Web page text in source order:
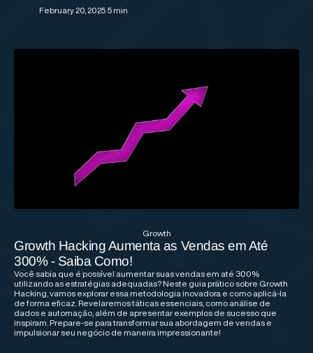
February 20, 2025 5 min
Growth
Growth Hacking Aumenta as Vendas em Até
300% - Saiba Como!
Você sabia que é possível aumentar suas vendas em até 300%
utilizando as estratégias adequadas? Neste guia prático sobre Growth
Hacking, vamos explorar essa metodologia inovadora e como aplicá-la
de forma eficaz. Revelaremos táticas essenciais, como análise de
dados e automação, além de apresentar exemplos de sucesso que
inspiram. Prepare-se para transformar sua abordagem de vendas e
impulsionar seu negócio de maneira impressionante!